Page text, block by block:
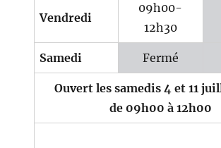
Vendredi
09h00-
12h30
Samedi Fermé
Ouvert les samedis 4 et 11
de 09h00 à 12h00